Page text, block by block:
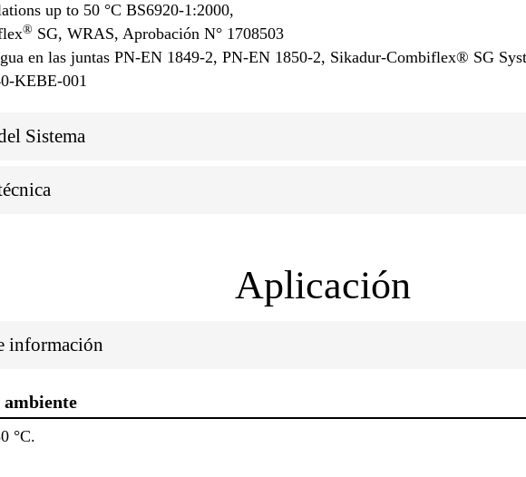
up to 50 °C BS6920-1:2000,
® SG, WRAS, Aprobación N° 1708503
en las juntas PN-EN 1849-2, PN-EN 1850-2, Sikadur-Combiflex® SG
KEBE-001
Sistema
Aplicación
información
°C.